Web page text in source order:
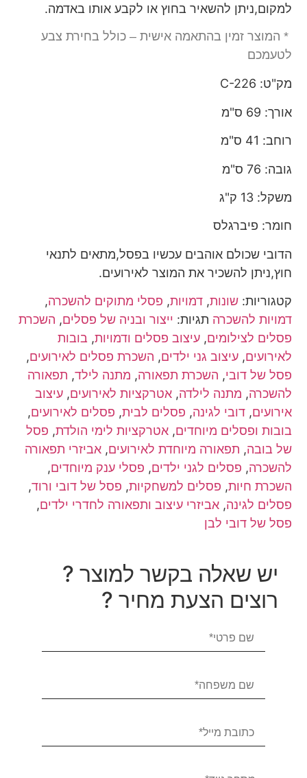
למקום,ניתן להשאיר בחוץ או לקבע אותו באדמה.
* המוצר זמין בהתאמה אישית – כולל בחירת צבע
לטעמכם
מק"ט: C-226
אורך: 69 ס"מ
רוחב: 41 ס"מ
גובה: 76 ס"מ
משקל: 13 ק"ג
חומר: פיברגלס
הדובי שכולם אוהבים עכשיו בפסל,מתאים לתנאי
חוץ,ניתן להשכיר את המוצר לאירועים.
קטגוריות: שונות,דמויות, פסלי מתוקים להשכרה,
דמויות להשכרה תגיות: ייצור ובניה של פסלים, השכרת
פסלים לצילומים,עיצוב פסלים ודמויות, בובות
לאירועים,עיצוב גני ילדים, השכרת פסלים לאירועים,
פסל של דובי, השכרת תפאורה, מתנה לילד, תפאורה
להשכרה, מתנה לילדה,אטרקציות לאירועים,עיצוב
אירועים,דובי לגינה, פסלים לבית, פסלים לאירועים,
בובות ופסלים מיוחדים,אטרקציות לימי הולדת, פסל
של בובה, תפאורה מיוחדת לאירועים,אביזרי תפאורה
להשכרה, פסלים לגני ילדים, פסלי ענק מיוחדים,
השכרת חיות, פסלים למשחקיות, פסל של דובי ורוד,
פסלים לגינה,אביזרי עיצוב ותפאורה לחדרי ילדים,
פסל של דובי לבן
יש שאלה בקשר למוצר ?
רוצים הצעת מחיר ?